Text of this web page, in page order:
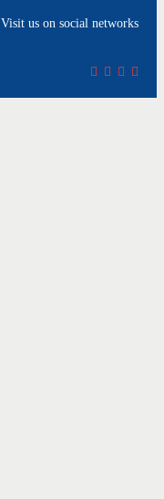
Visit us on social networks